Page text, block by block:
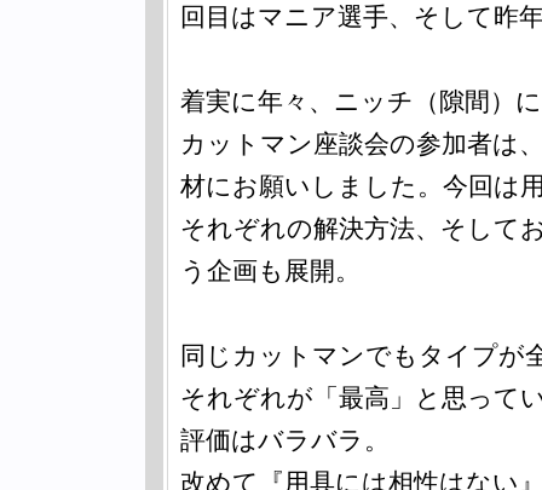
回目はマニア選手、そして昨
着実に年々、ニッチ（隙間）
カットマン座談会の参加者は
材にお願いしました。今回は
それぞれの解決方法、そして
う企画も展開。
同じカットマンでもタイプが
それぞれが「最高」と思って
評価はバラバラ。
改めて『用具には相性はない